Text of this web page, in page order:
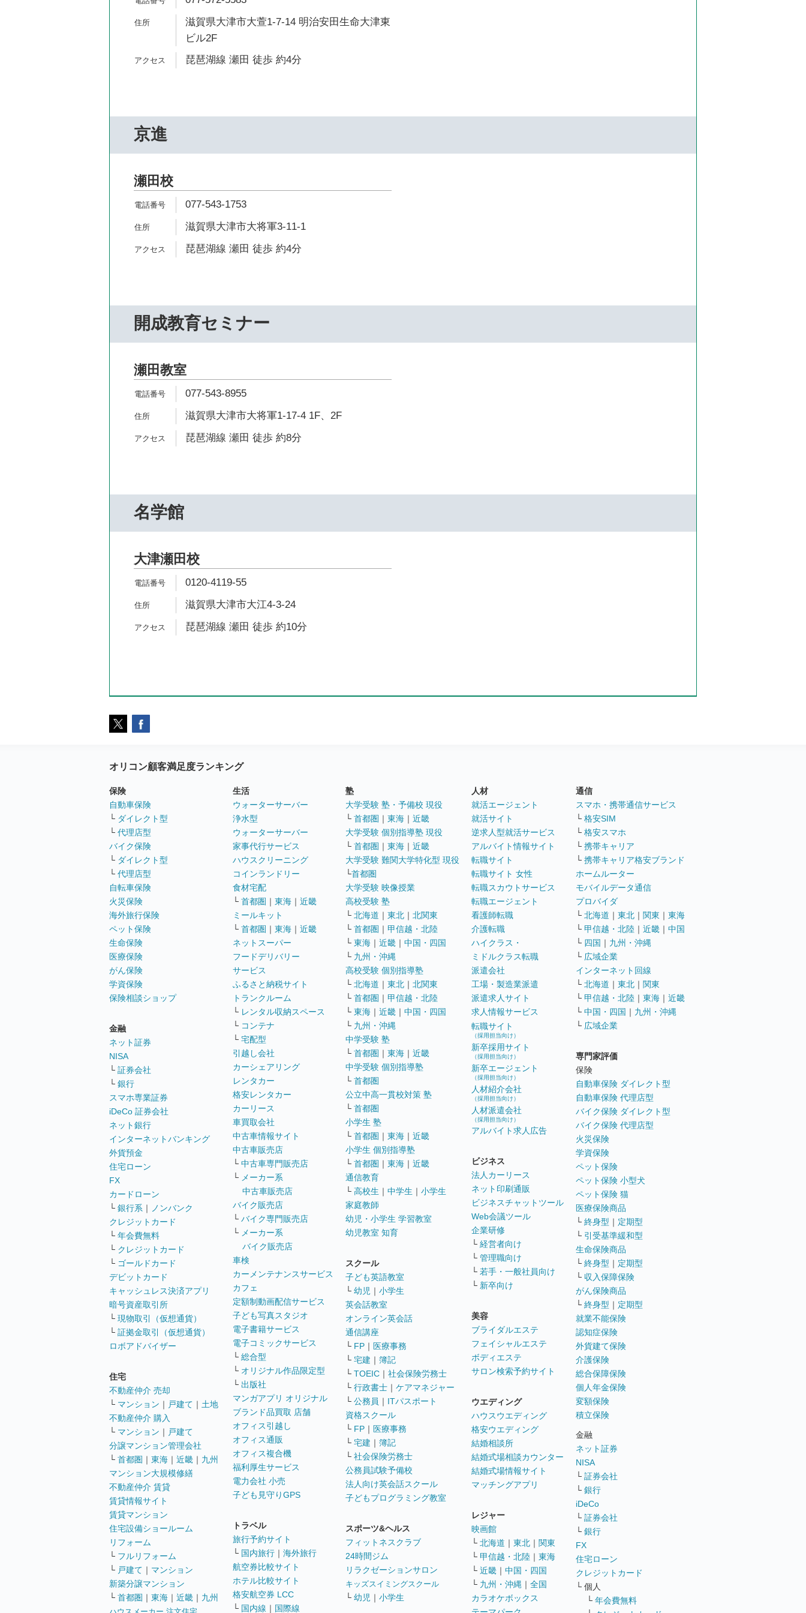
滋賀県大津市大萱1-7-14 明治安田生命大津東
ビル2F
琵琶湖線 瀬田 徒歩 約4分
京進
瀬田校
077-543-1753
滋賀県大津市大将軍3-11-1
琵琶湖線 瀬田 徒歩 約4分
開成教育セミナー
瀬田教室
077-543-8955
滋賀県大津市大将軍1-17-4 1F、2F
琵琶湖線 瀬田 徒歩 約8分
名学館
大津瀬田校
0120-4119-55
滋賀県大津市大江4-3-24
琵琶湖線 瀬田 徒歩 約10分
オリコン顧客満足度ランキング
保険
自動車保険
└ ダイレクト型
└ 代理店型
バイク保険
└ ダイレクト型
└ 代理店型
自転車保険
火災保険
海外旅行保険
ペット保険
生命保険
医療保険
がん保険
学資保険
保険相談ショップ
金融
ネット証券
NISA
└ 証券会社
└ 銀行
スマホ専業証券
iDeCo 証券会社
ネット銀行
インターネットバンキング
外貨預金
住宅ローン
FX
カードローン
└ 銀行系 ｜
ノンバンク
クレジットカード
└ 年会費無料
└ クレジットカード
└ ゴールドカード
デビットカード
キャッシュレス決済アプリ
暗号資産取引所
└ 現物取引（仮想通貨）
└ 証拠金取引（仮想通貨）
ロボアドバイザー
住宅
不動産仲介 売却
└ マンション ｜ 戸建て ｜ 土地
不動産仲介 購入
└ マンション ｜ 戸建て
分譲マンション管理会社
└ 首都圏 ｜ 東海 ｜ 近畿 ｜ 九州
マンション大規模修繕
不動産仲介 賃貸
賃貸情報サイト
賃貸マンション
住宅設備ショールーム
リフォーム
└ フルリフォーム
└ 戸建て ｜ マンション
新築分譲マンション
└ 首都圏 ｜ 東海 ｜ 近畿 ｜ 九州
生活
ウォーターサーバー
浄水型
ウォーターサーバー
家事代行サービス
ハウスクリーニング
コインランドリー
食材宅配
└ 首都圏 ｜ 東海 ｜ 近畿
ミールキット
└ 首都圏 ｜ 東海 ｜ 近畿
ネットスーパー
フードデリバリー
サービス
ふるさと納税サイト
トランクルーム
└ レンタル収納スペース
└ コンテナ
└ 宅配型
引越し会社
カーシェアリング
レンタカー
格安レンタカー
カーリース
車買取会社
中古車情報サイト
中古車販売店
└ 中古車専門販売店
└ メーカー系
中古車販売店
バイク販売店
└ バイク専門販売店
└ メーカー系
バイク販売店
車検
カーメンテナンスサービス
カフェ
定額制動画配信サービス
子ども写真スタジオ
電子書籍サービス
電子コミックサービス
└ 総合型
└ オリジナル作品限定型
└ 出版社
マンガアプリ オリジナル
ブランド品買取 店舗
オフィス引越し
オフィス通販
オフィス複合機
福利厚生サービス
電力会社 小売
子ども見守りGPS
トラベル
旅行予約サイト
└ 国内旅行 ｜ 海外旅行
航空券比較サイト
ホテル比較サイト
格安航空券 LCC
└ 国内線 ｜ 国際線
塾
大学受験 塾・予備校 現役
└ 首都圏 ｜ 東海 ｜ 近畿
大学受験 個別指導塾 現役
└ 首都圏 ｜ 東海 ｜ 近畿
大学受験 難関大学特化型 現役
└首都圏
大学受験 映像授業
高校受験 塾
└ 北海道 ｜ 東北 ｜ 北関東
└ 首都圏 ｜ 甲信越・北陸
└ 東海 ｜ 近畿 ｜ 中国・四国
└ 九州・沖縄
高校受験 個別指導塾
└ 北海道 ｜ 東北 ｜ 北関東
└ 首都圏 ｜ 甲信越・北陸
└ 東海 ｜ 近畿 ｜ 中国・四国
└ 九州・沖縄
中学受験 塾
└ 首都圏 ｜ 東海 ｜ 近畿
中学受験 個別指導塾
└ 首都圏
公立中高一貫校対策 塾
└ 首都圏
小学生 塾
└ 首都圏 ｜ 東海 ｜ 近畿
小学生 個別指導塾
└ 首都圏 ｜ 東海 ｜ 近畿
通信教育
└ 高校生 ｜ 中学生 ｜ 小学生
家庭教師
幼児・小学生 学習教室
幼児教室 知育
スクール
子ども英語教室
└ 幼児 ｜ 小学生
英会話教室
オンライン英会話
通信講座
└ FP ｜ 医療事務
└ 宅建 ｜ 簿記
└ TOEIC ｜ 社会保険労務士
└ 行政書士 ｜ ケアマネジャー
└ 公務員 ｜ ITパスポート
資格スクール
└ FP ｜ 医療事務
└ 宅建 ｜ 簿記
└ 社会保険労務士
公務員試験予備校
法人向け英会話スクール
子どもプログラミング教室
スポーツ&ヘルス
フィットネスクラブ
24時間ジム
リラクゼーションサロン
キッズスイミングスクール
└ 幼児 ｜ 小学生
人材
就活エージェント
就活サイト
逆求人型就活サービス
アルバイト情報サイト
転職サイト
転職サイト 女性
転職スカウトサービス
転職エージェント
看護師転職
介護転職
ハイクラス・
ミドルクラス転職
派遣会社
工場・製造業派遣
派遣求人サイト
求人情報サービス
転職サイト
（採用担当向け）
新卒採用サイト
（採用担当向け）
新卒エージェント
（採用担当向け）
人材紹介会社
（採用担当向け）
人材派遣会社
（採用担当向け）
アルバイト求人広告
ビジネス
法人カーリース
ネット印刷通販
ビジネスチャットツール
Web会議ツール
企業研修
└ 経営者向け
└ 管理職向け
└ 若手・一般社員向け
└ 新卒向け
美容
ブライダルエステ
フェイシャルエステ
ボディエステ
サロン検索予約サイト
ウエディング
ハウスウエディング
格安ウエディング
結婚相談所
結婚式場相談カウンター
結婚式場情報サイト
マッチングアプリ
レジャー
映画館
└ 北海道 ｜ 東北 ｜ 関東
└ 甲信越・北陸 ｜ 東海
└ 近畿 ｜ 中国・四国
└ 九州・沖縄 ｜ 全国
カラオケボックス
通信
スマホ・携帯通信サービス
└ 格安SIM
└ 格安スマホ
└ 携帯キャリア
└ 携帯キャリア格安ブランド
ホームルーター
モバイルデータ通信
プロバイダ
└ 北海道 ｜ 東北 ｜ 関東 ｜ 東海
└ 甲信越・北陸 ｜ 近畿 ｜ 中国
└ 四国 ｜ 九州・沖縄
└ 広域企業
インターネット回線
└ 北海道 ｜ 東北 ｜ 関東
└ 甲信越・北陸 ｜ 東海 ｜ 近畿
└ 中国・四国 ｜ 九州・沖縄
└ 広域企業
専門家評価
保険
自動車保険 ダイレクト型
自動車保険 代理店型
バイク保険 ダイレクト型
バイク保険 代理店型
火災保険
学資保険
ペット保険
ペット保険 小型犬
ペット保険 猫
医療保険商品
└ 終身型 ｜ 定期型
└ 引受基準緩和型
生命保険商品
└ 終身型 ｜ 定期型
└ 収入保障保険
がん保険商品
└ 終身型 ｜ 定期型
就業不能保険
認知症保険
外貨建て保険
介護保険
総合保障保険
個人年金保険
変額保険
積立保険
金融
ネット証券
NISA
└ 証券会社
└ 銀行
iDeCo
└ 証券会社
└ 銀行
FX
住宅ローン
クレジットカード
└ 個人
└ 年会費無料